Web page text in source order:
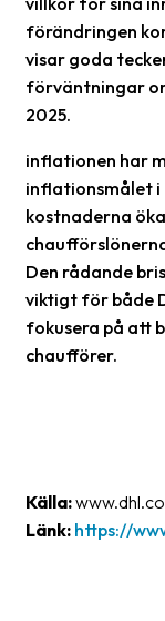
Manuals
Downloads
Barcode
Support
About
the
company
About
Fraktjakt
career
förändringen
visar goda
förväntningar
2025.
inflationen har
inflationsmålet i
kostnaderna
Den rådande
viktigt för både
fokusera på att
chaufförer.
Källa:
Länk: https://